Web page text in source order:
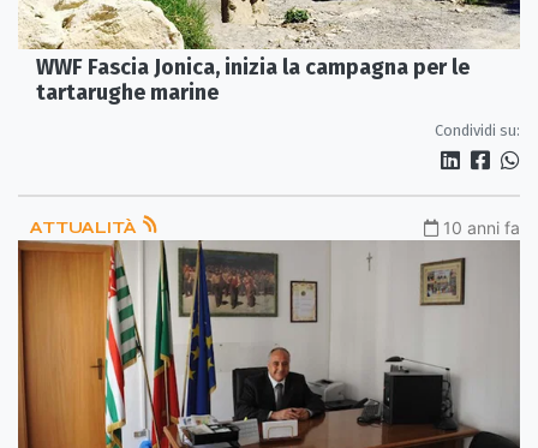
WWF Fascia Jonica, inizia la campagna per le
tartarughe marine
Condividi su:
ATTUALITÀ 10 anni fa